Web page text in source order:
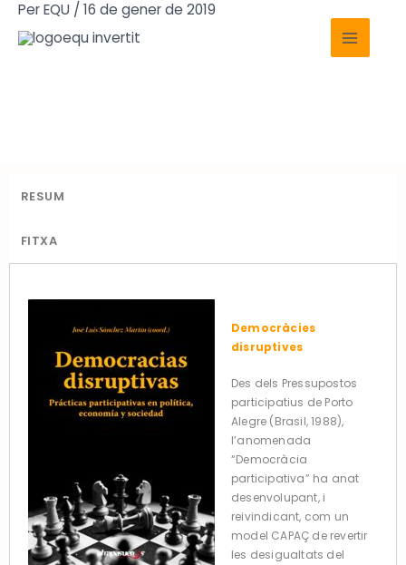
Vés
Main
Menu
PerEQU / 16 de gener de 2019
Publicacions
RESUM
FITXA
Democràcies
disruptives
Des dels Pressupostos
participatius de Porto
Alegre (Brasil, 1988),
l’anomenada
“Democràcia
participativa” ha anat
desenvolupant, i
reivindicant, com un
model CAPAÇ de revertir
les desigualtats del